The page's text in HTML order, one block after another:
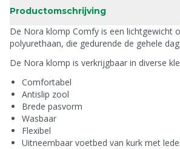
Productomschrijving
De Nora klomp Comfy is een lichtgewicht
polyurethaan, die gedurende de gehele
De Nora klomp is verkrijgbaar in diverse
Comfortabel
Antislip zool
Brede pasvorm
Wasbaar
Flexibel
Uitneembaar voetbed van kurk met